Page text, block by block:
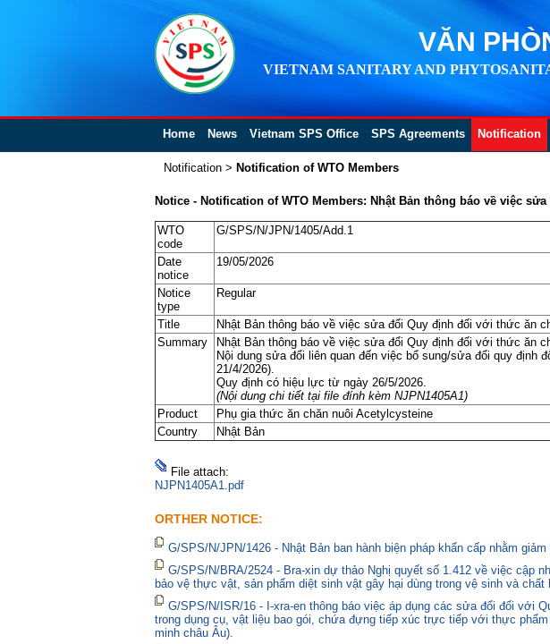
VĂN
VIETNAM SANITARY AND
Home News Vietnam SPS Office SPS Agreements Notification
Notification> Notification of WTO Members
Notice - Notification of WTO Members: Nhật Bản thông báo về việc
WTO
code
G/SPS/N/JPN/1405/Add.1
Date
notice
19/05/2026
Notice
type
Regular
Title
Nhật Bản thông báo về việc sửa đổi Quy định đối với thức ăn
Summary
Nhật Bản thông báo về việc sửa đổi Quy định đối với thức ăn
Nội dung sửa đổi liên quan đến việc bổ sung/sửa đổi quy định
21/4/2026).
Quy định có hiệu lực từ ngày 26/5/2026.
(Nội dung chi tiết tại file đính kèm NJPN1405A1)
Product
Phụ gia thức ăn chăn nuôi Acetylcysteine
Country
Nhật Bản
File attach:
NJPN1405A1.pdf
ORTHER NOTICE:
G/SPS/N/JPN/1426 - Nhật Bản ban hành biện pháp khẩn cấp nhằm
G/SPS/N/BRA/2524 - Bra-xin dự thảo Nghị quyết số 1.412 về việc cập
bảo vệ thực vật, sản phẩm diệt sinh vật gây hại dùng trong vệ sinh và chất
G/SPS/N/ISR/16 - I-xra-en thông báo việc áp dụng các sửa đổi đối với
trong dụng cụ, vật liệu bao gói, chứa đựng tiếp xúc trực tiếp với thực
minh châu Âu).